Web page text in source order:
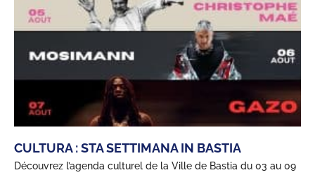
CULTURA : STA SETTIMANA IN BASTIA
Découvrez l’agenda culturel de la Ville de Bastia du 03 au 09